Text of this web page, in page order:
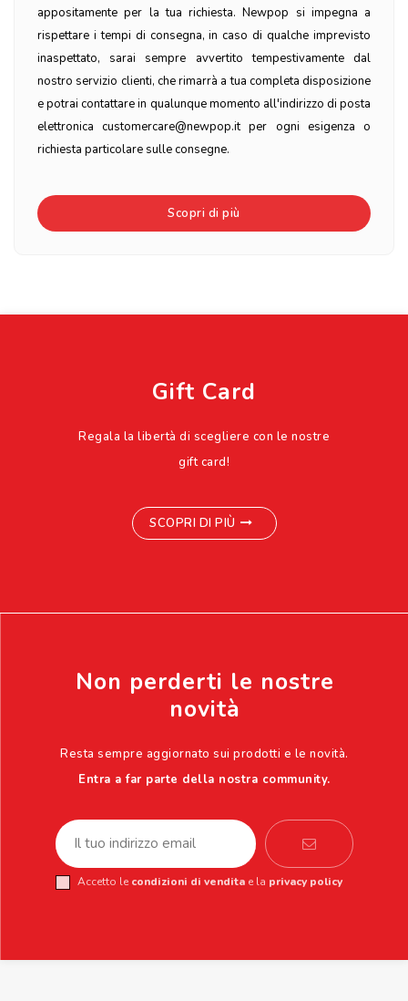
appositamente per la tua richiesta. Newpop si impegna a
rispettare i tempi di consegna, in caso di qualche imprevisto
inaspettato, sarai sempre avvertito tempestivamente dal
nostro servizio clienti, che rimarrà a tua completa disposizione
e potrai contattare in qualunque momento all'indirizzo di posta
elettronica customercare@newpop.it per ogni esigenza o
richiesta particolare sulle consegne.
Scopri di più
Gift Card
Regala la libertà di scegliere con le nostre
gift card!
SCOPRI DI PIÙ
Non perderti le nostre
novità
Resta sempre aggiornato sui prodotti e le novità.
Entra a far parte della nostra community.
Accetto le condizioni di venditae la privacy policy